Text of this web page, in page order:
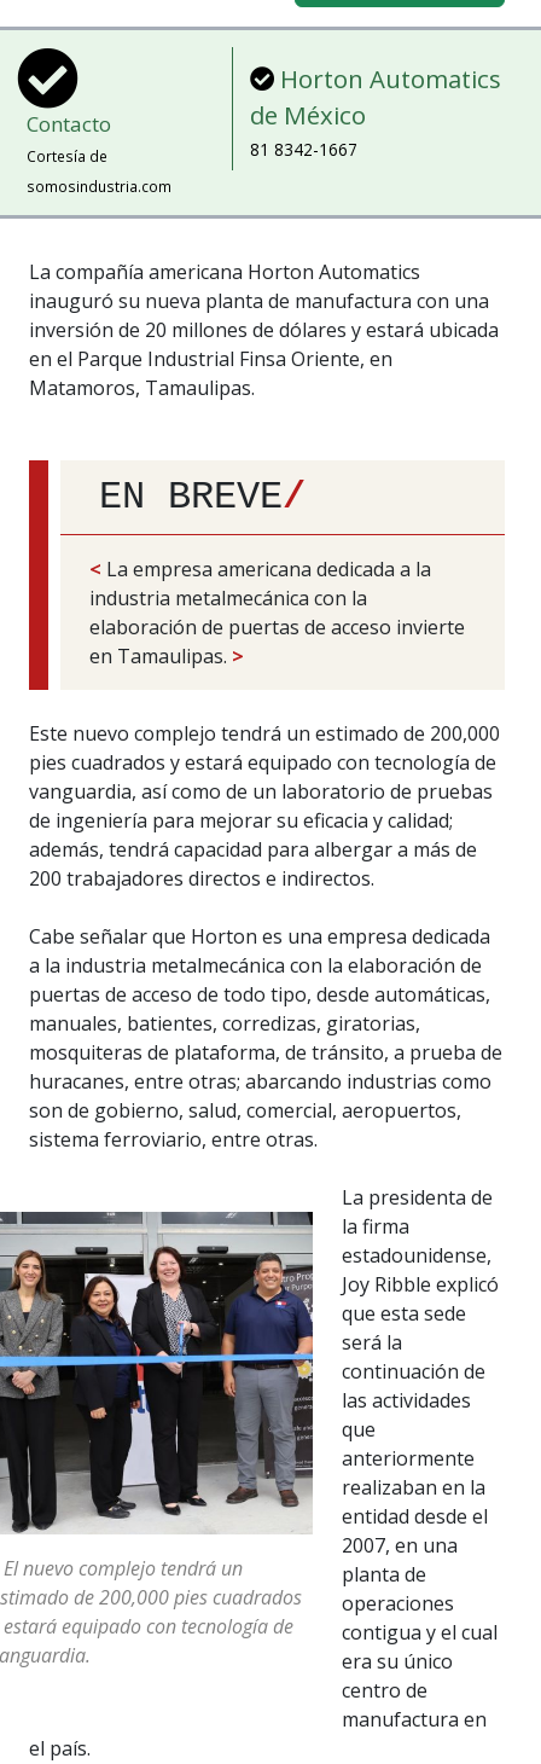
Contacto
Cortesía de
somosindustria.com
Horton Automatics
de México
81 8342-1667
La compañía americana Horton Automatics
inauguró su nueva planta de manufactura con una
inversión de 20 millones de dólares y estará ubicada
en el Parque Industrial Finsa Oriente, en
Matamoros, Tamaulipas.
EN BREVE/
< La empresa americana dedicada a la
industria metalmecánica con la
elaboración de puertas de acceso invierte
en Tamaulipas. >
Este nuevo complejo tendrá un estimado de 200,000
pies cuadrados y estará equipado con tecnología de
vanguardia, así como de un laboratorio de pruebas
de ingeniería para mejorar su eficacia y calidad;
además, tendrá capacidad para albergar a más de
200 trabajadores directos e indirectos.
Cabe señalar que Horton es una empresa dedicada
a la industria metalmecánica con la elaboración de
puertas de acceso de todo tipo, desde automáticas,
manuales, batientes, corredizas, giratorias,
mosquiteras de plataforma, de tránsito, a prueba de
huracanes, entre otras; abarcando industrias como
son de gobierno, salud, comercial, aeropuertos,
sistema ferroviario, entre otras.
El nuevo complejo tendrá un
de 200,000 pies cuadrados
estará equipado con tecnología de
La presidenta de
la firma
estadounidense,
Joy Ribble explicó
que esta sede
será la
continuación de
las actividades
que
anteriormente
realizaban en la
entidad desde el
2007, en una
planta de
operaciones
contigua y el cual
era su único
centro de
manufactura en
el país.